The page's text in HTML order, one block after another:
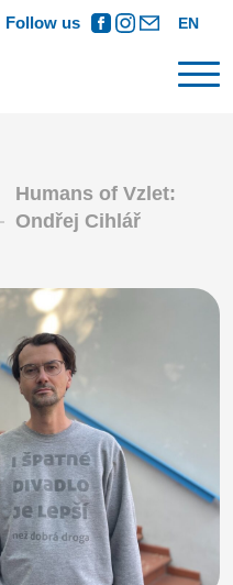
Follow us EN
Humans of Vzlet:
Ondřej Cihlář